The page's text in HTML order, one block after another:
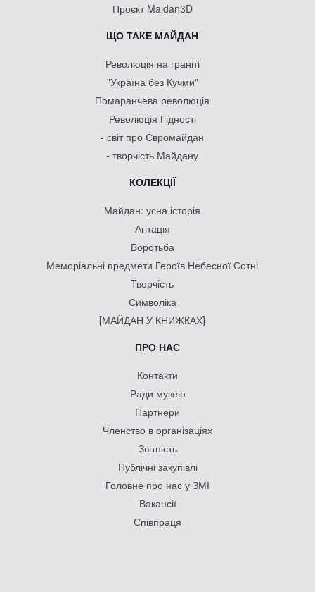
Проєкт Maidan3D
ЩО ТАКЕ МАЙДАН
Революція на граніті
"Україна без Кучми"
Помаранчева революція
Революція Гідності
- світ про Євромайдан
- творчість Майдану
КОЛЕКЦІЇ
Майдан: усна історія
Агітація
Боротьба
Меморіальні предмети Героїв Небесної Сотні
Творчість
Символіка
[МАЙДАН У КНИЖКАХ]
ПРО НАС
Контакти
Ради музею
Партнери
Членство в організаціях
Звітність
Публічні закупівлі
Головне про нас у ЗМІ
Вакансії
Співпраця